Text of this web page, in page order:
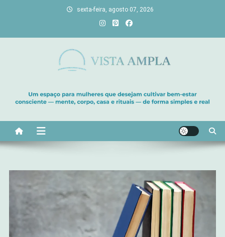
sexta-feira, agosto 07, 2026
bem-estar e encontre seu propósito. Inspiração diária para uma
vida com mais luz e significado!